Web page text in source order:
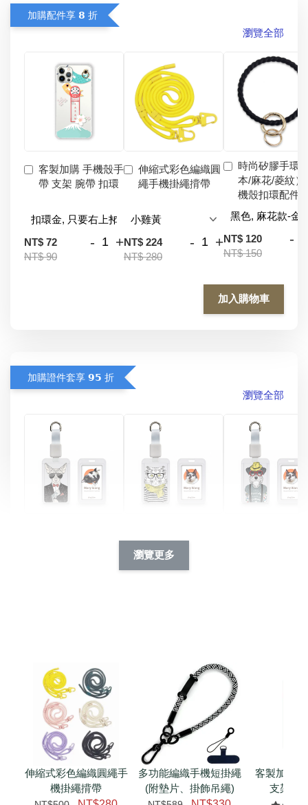
加購配件享 𝟴 折
瀏覽全部
客製加購 手機殼手
帶 支架 腕帶 扣環
NT$ 72
NT$ 90
- +
伸縮式彩色編織圓
繩手機掛繩揹帶
NT$ 224
NT$ 280
- +
時尚矽膠手環
本/麻花/菱紋）
機殼扣環配件
NT$ 120
NT$ 150
-
加入購物車
加購證件套享 𝟵𝟱 折
瀏覽全部
件套(附伸縮卡扣)
CSAA05
加入購物車
瀏覽更多
瀏覽更多
伸縮式彩色編織圓繩手
機掛繩揹帶
多功能編織手機短掛繩
(附墊片、掛飾吊繩)
客製加購
支架 腕